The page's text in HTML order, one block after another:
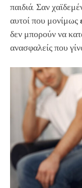
παιδιά. Σαν
αυτοί που μονίμως
δεν μπορούν να
ανασφαλείς που